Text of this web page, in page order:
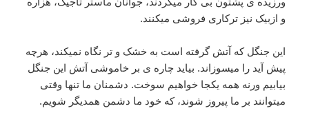
و ازبیک نیز ترکاری فروشی میکنند.
این جنگل که آتش گرفته است به خشک و تر نگاه نمیکند، هرچه
پیش آید را میسوزاند. بیاید چاره ی بر خاموشی آتش این جنگل
بیابیم ورنه همه یکجا خواهیم سوخت. دشمنان ما تنها وقتی
میتوانند بر ما پیروز شوند، که خود ما دشمن همدیگر شویم.